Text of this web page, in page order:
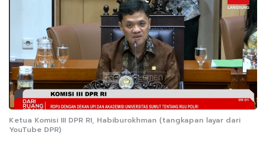
Ketua Komisi III DPR RI, Habiburokhman (tangkapan layar dari
YouTube DPR)